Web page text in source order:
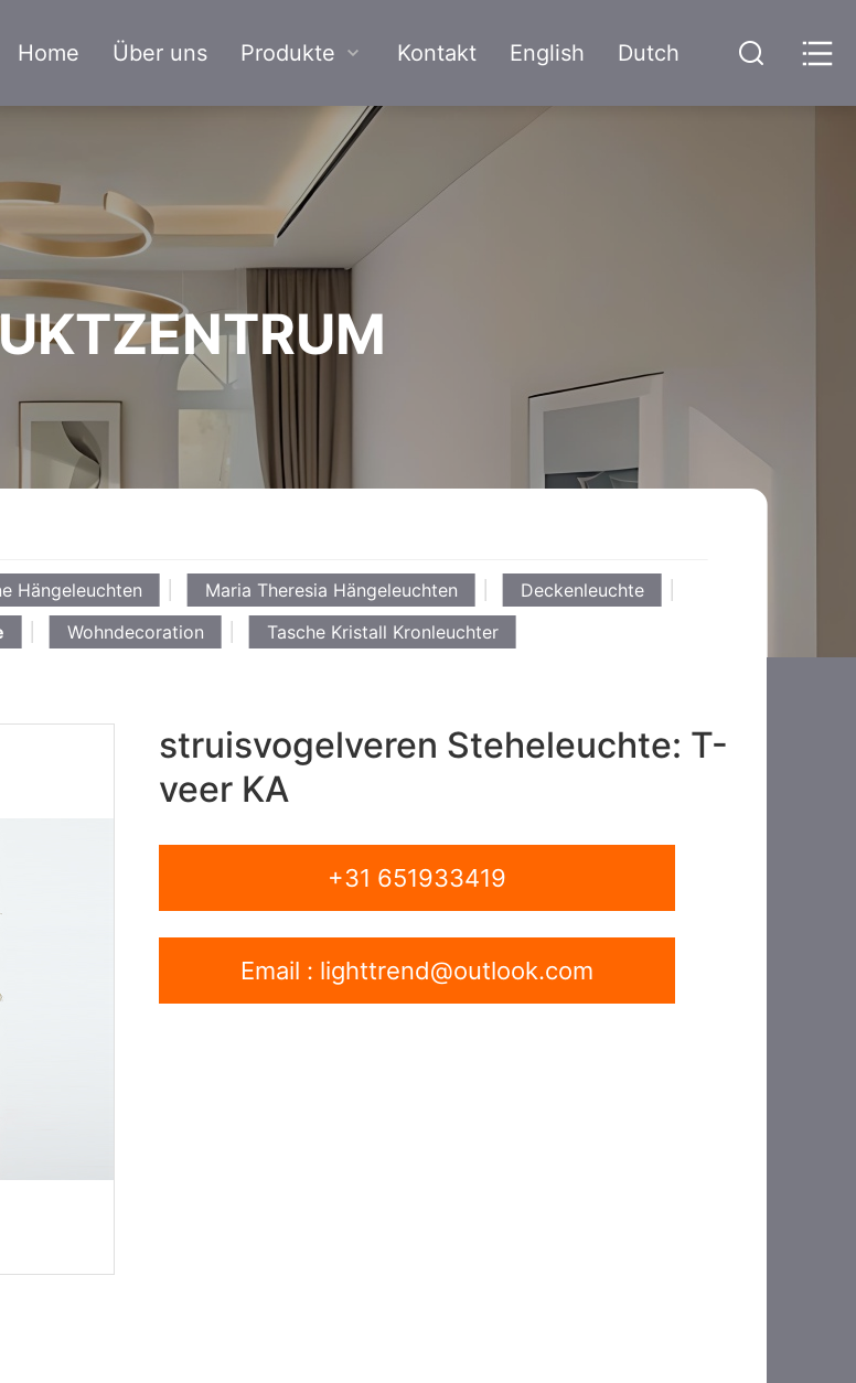
Home Über uns Produkte Kontakt English Dutch
Hängeleuchten Maria Theresia Hängeleuchten
Deckenleuchte
Wohndecoration Tasche Kristall Kronleuchter
struisvogelveren Steheleuchte: T-
veer KA
+31 651933419
Email : lighttrend@outlook.com